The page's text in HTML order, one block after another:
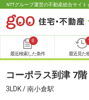
NTTグループ運営の不動産総合サイト
0
最近検索した条件
1
最近見た
コーポラス到津 7
3LDK / 南小倉駅